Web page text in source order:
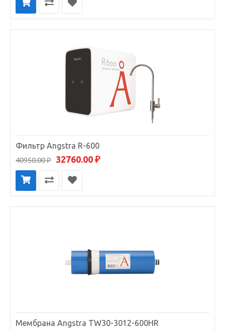
Фильтр Angstra R-600
40950.00 ₽ 32760.00 ₽
Мембрана Angstra TW30-3012-600HR